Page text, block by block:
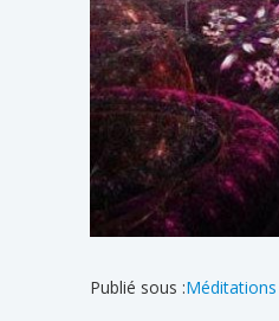
Publié sous :Méditations